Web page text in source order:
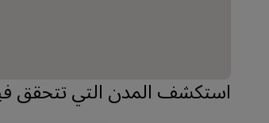
استكشف المدن التي تتحقق